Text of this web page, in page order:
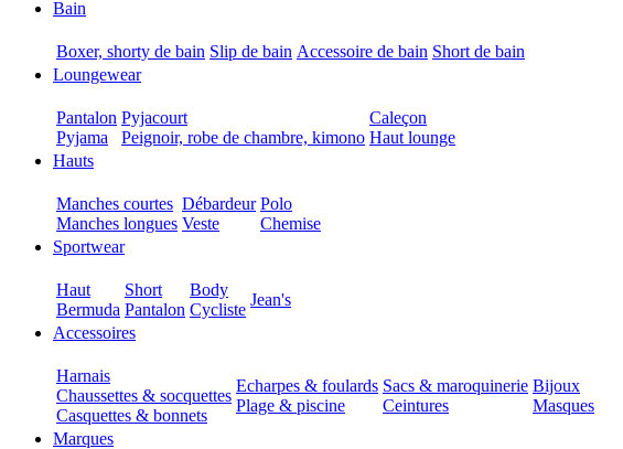
Bain
Boxer, shorty de bain Slip de bain Accessoire de bain Short de bain
Loungewear
Pantalon
Pyjama
Pyjacourt
Peignoir, robe de chambre, kimono
Caleçon
Haut lounge
Hauts
Manches courtes
Manches longues
Débardeur
Veste
Polo
Chemise
Sportwear
Haut
Bermuda
Short
Pantalon
Body
Cycliste
Jean's
Accessoires
Harnais
Chaussettes & socquettes
Casquettes & bonnets
Echarpes & foulards
Plage & piscine
Sacs & maroquinerie
Ceintures
Bijoux
Masques
Marques